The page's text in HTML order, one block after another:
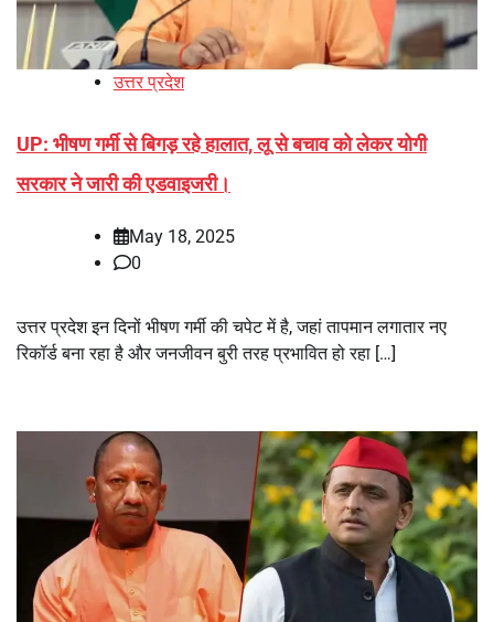
उत्तर प्रदेश
UP: भीषण गर्मी से बिगड़ रहे हालात, लू से बचाव को लेकर योगी
सरकार ने जारी की एडवाइजरी।
May 18, 2025
0
उत्तर प्रदेश इन दिनों भीषण गर्मी की चपेट में है, जहां तापमान लगातार नए
रिकॉर्ड बना रहा है और जनजीवन बुरी तरह प्रभावित हो रहा […]